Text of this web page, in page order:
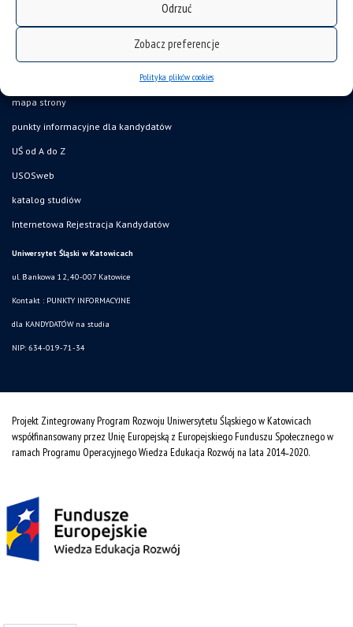
Odrzuć
Zobacz preferencje
Polityka plików cookies
mapa strony
punkty informacyjne dla kandydatów
UŚ od A do Z
USOSweb
katalog studiów
Internetowa Rejestracja Kandydatów
Uniwersytet Śląski w Katowicach
ul. Bankowa 12, 40-007 Katowice
Kontakt : PUNKTY INFORMACYJNE
dla KANDYDATÓW na studia
NIP: 634-019-71-34
Projekt Zintegrowany Program Rozwoju Uniwersytetu Śląskiego w Katowicach
współfinansowany przez Unię Europejską z Europejskiego Funduszu Społecznego w
ramach Programu Operacyjnego Wiedza Edukacja Rozwój na lata 2014˗2020.